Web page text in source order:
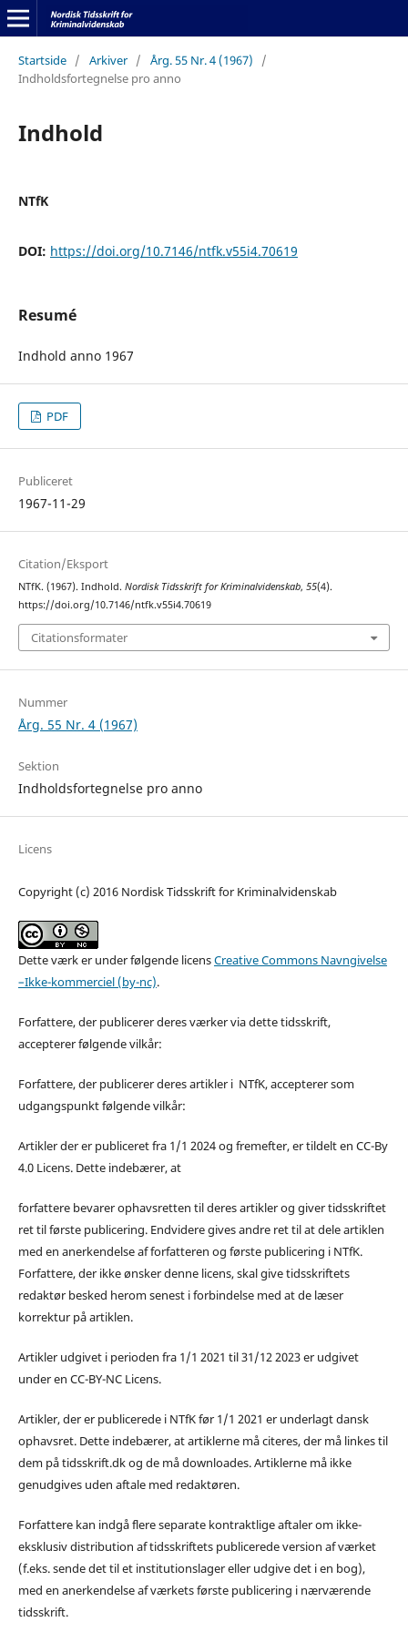
Startside / Arkiver / Årg. 55 Nr. 4 (1967)
/
Indholdsfortegnelse pro anno
Indhold
NTfK
DOI: https://doi.org/10.7146/ntfk.v55i4.70619
Resumé
Indhold anno 1967
PDF
Publiceret
1967-11-29
Citation/Eksport
NTfK. (1967). Indhold. Nordisk Tidsskrift for Kriminalvidenskab, 55(4).
https://doi.org/10.7146/ntfk.v55i4.70619
Citationsformater
Nummer
Årg. 55 Nr. 4 (1967)
Sektion
Indholdsfortegnelse pro anno
Licens
Copyright (c) 2016 Nordisk Tidsskrift for Kriminalvidenskab
Dette værk er under følgende licensCreative Commons Navngivelse
–Ikke-kommerciel (by-nc).
Forfattere, der publicerer deres værker via dette tidsskrift,
accepterer følgende vilkår:
Forfattere, der publicerer deres artikler i NTfK, accepterer som
udgangspunkt følgende vilkår:
Artikler der er publiceret fra 1/1 2024 og fremefter, er tildelt en CC-By
4.0 Licens. Dette indebærer, at
forfattere bevarer ophavsretten til deres artikler og giver tidsskriftet
ret til første publicering. Endvidere gives andre ret til at dele artiklen
med en anerkendelse af forfatteren og første publicering i NTfK.
Forfattere, der ikke ønsker denne licens, skal give tidsskriftets
redaktør besked herom senest i forbindelse med at de læser
korrektur på artiklen.
Artikler udgivet i perioden fra 1/1 2021 til 31/12 2023 er udgivet
under en CC-BY-NC Licens.
Artikler, der er publicerede i NTfK før 1/1 2021 er underlagt dansk
ophavsret. Dette indebærer, at artiklerne må citeres, der må linkes til
dem på tidsskrift.dk og de må downloades. Artiklerne må ikke
genudgives uden aftale med redaktøren.
Forfattere kan indgå flere separate kontraktlige aftaler om ikke-
eksklusiv distribution af tidsskriftets publicerede version af værket
(f.eks. sende det til et institutionslager eller udgive det i en bog),
med en anerkendelse af værkets første publicering i nærværende
tidsskrift.